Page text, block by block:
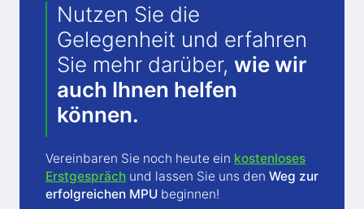
Nutzen Sie die
Gelegenheit und erfahren
Sie mehr darüber, wie wir
auch Ihnen helfen
können.
Vereinbaren Sie noch heute ein kostenloses
Erstgespräch und lassen Sie uns den Weg zur
erfolgreichen MPU beginnen!